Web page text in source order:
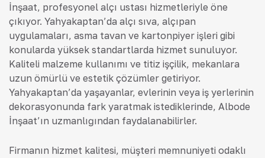
İnşaat, profesyonel alçı ustası hizmetleriyle öne
çıkıyor. Yahyakaptan’da alçı sıva, alçıpan
uygulamaları, asma tavan ve kartonpiyer işleri gibi
konularda yüksek standartlarda hizmet sunuluyor.
Kaliteli malzeme kullanımı ve titiz işçilik, mekanlara
uzun ömürlü ve estetik çözümler getiriyor.
Yahyakaptan’da yaşayanlar, evlerinin veya iş yerlerinin
dekorasyonunda fark yaratmak istediklerinde, Albode
İnşaat’ın uzmanlığından faydalanabilirler.
Firmanın hizmet kalitesi, müşteri memnuniyeti odaklı